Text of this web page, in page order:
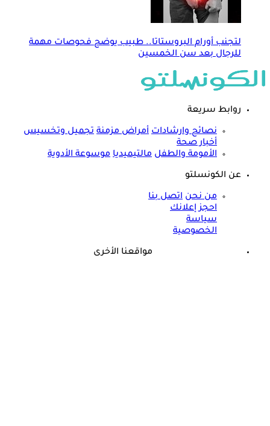
لتجنب أورام البروستاتا.. طبيب يوضح فحوصات مهمة
للرجال بعد سن الخمسين
روابط سريعة
نصائح وارشادات أمراض مزمنة تجميل وتخسيس
أخبار صحة
الأمومة والطفل مالتيميديا موسوعة الأدوية
عن الكونسلتو
من نحن اتصل بنا
احجز إعلانك
سياسة
الخصوصية
مواقعنا الأخرى